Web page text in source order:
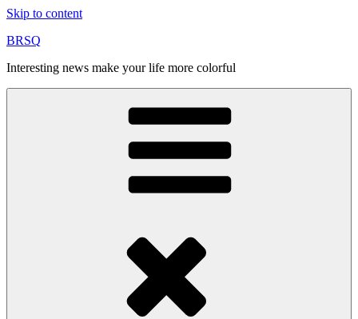
Skip to content
BRSQ
Interesting news make your life more colorful